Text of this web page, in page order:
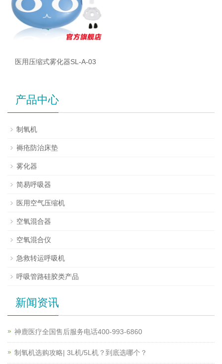
医用压缩式雾化器SL-A-03
产品中心
制氧机
褥疮防治床垫
雾化器
简易呼吸器
医用空气压缩机
空氧混合器
空氧混合仪
急救转运呼吸机
呼吸管路硅胶类产品
新闻资讯
神鹿医疗全国售后服务电话400-993-6860
制氧机选购攻略| 3L机/5L机？到底选哪个？